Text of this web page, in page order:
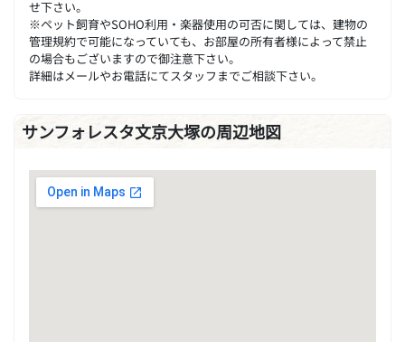
せ下さい。
※ペット飼育やSOHO利用・楽器使用の可否に関しては、建物の
管理規約で可能になっていても、お部屋の所有者様によって禁止
の場合もございますので御注意下さい。
詳細はメールやお電話にてスタッフまでご相談下さい。
サンフォレスタ文京大塚の周辺地図